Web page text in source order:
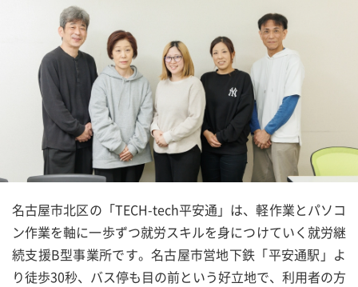
名古屋市北区の「TECH-tech平安通」は、軽作業とパソコ
ン作業を軸に一歩ずつ就労スキルを身につけていく就労継
続支援B型事業所です。名古屋市営地下鉄「平安通駅」よ
り徒歩30秒、バス停も目の前という好立地で、利用者の方